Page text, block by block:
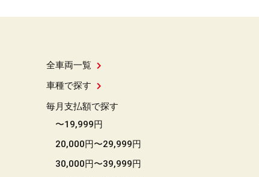
全車両一覧
車種で探す
毎月支払額で探す
〜19,999円
20,000円〜29,999円
30,000円〜39,999円